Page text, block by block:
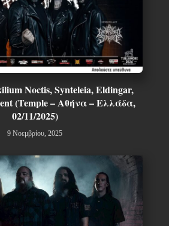
Noctis, Synteleia, Eldingar,
(Temple – Αθήνα – Ελλάδα,
02/11/2025)
9 Νοεμβρίου, 2025